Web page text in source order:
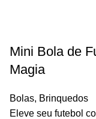
Mini Bola de
Magia
Bolas, Brinquedos
Eleve seu futebol